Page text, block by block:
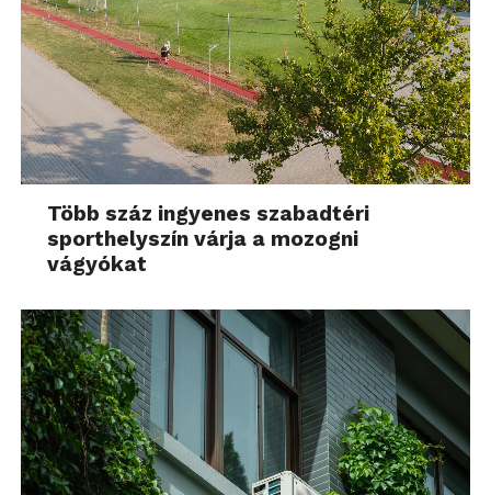
Több száz ingyenes szabadtéri
sporthelyszín várja a mozogni
vágyókat